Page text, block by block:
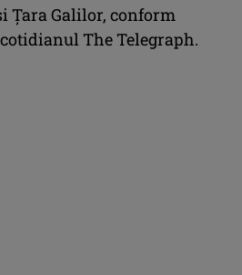
Ţara Galilor, conform
The Telegraph.